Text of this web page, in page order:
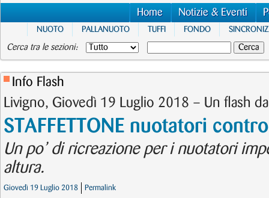
Home Notizie & Eventi
NUOTO PALLANUOTO TUFFI FONDO
Cerca tra le sezioni:
Info Flash
Livigno, Giovedì 19 Luglio 2018 – Un flash
STAFFETTONE nuotatori
Un po’ di ricreazione per i nuotatori
altura.
Giovedì 19 Luglio 2018 Permalink